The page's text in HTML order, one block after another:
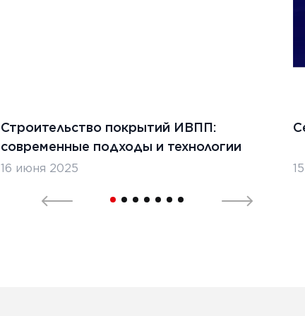
Строительство покрытий ИВПП:
современные подходы и технологии
16 июня 2025